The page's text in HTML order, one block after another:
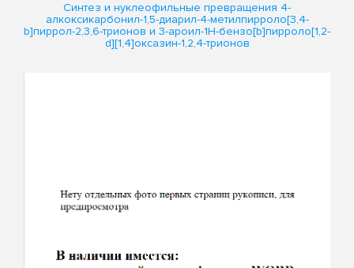
Синтез и нуклеофильные превращения 4-
алкоксикарбонил-1,5-диарил-4-метилпирроло[3,4-
b]пиррол-2,3,6-трионов и 3-ароил-1H-бензо[b]пирроло[1,2-
d][1,4]оксазин-1,2,4-трионов